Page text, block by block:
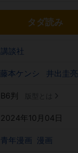
タダ読み
講談社
藤本ケンシ 井出圭亮
B6判
2024年10月04日
青年漫画 漫画